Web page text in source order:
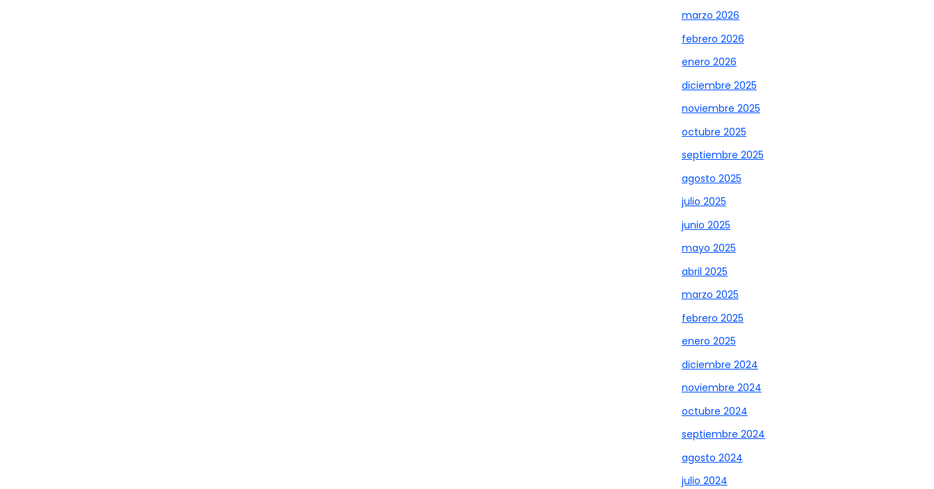
marzo 2026
febrero 2026
enero 2026
diciembre 2025
noviembre 2025
octubre 2025
septiembre 2025
agosto 2025
julio 2025
junio 2025
mayo 2025
abril 2025
marzo 2025
febrero 2025
enero 2025
diciembre 2024
noviembre 2024
octubre 2024
septiembre 2024
agosto 2024
julio 2024